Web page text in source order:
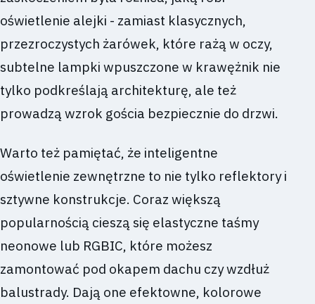
oświetlenie alejki - zamiast klasycznych,
przezroczystych żarówek, które rażą w oczy,
subtelne lampki wpuszczone w krawężnik nie
tylko podkreślają architekturę, ale też
prowadzą wzrok gościa bezpiecznie do drzwi.
Warto też pamiętać, że inteligentne
oświetlenie zewnętrzne to nie tylko reflektory i
sztywne konstrukcje. Coraz większą
popularnością cieszą się elastyczne taśmy
neonowe lub RGBIC, które możesz
zamontować pod okapem dachu czy wzdłuż
balustrady. Dają one efektowne, kolorowe